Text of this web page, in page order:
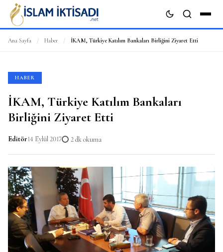
Ana Sayfa / Haber / İKAM, Türkiye Katılım Bankaları Birliğini Ziyaret Etti
HABER
İKAM, Türkiye Katılım Bankaları
Birliğini Ziyaret Etti
Editör14 Eylül 2017 2 dk okuma